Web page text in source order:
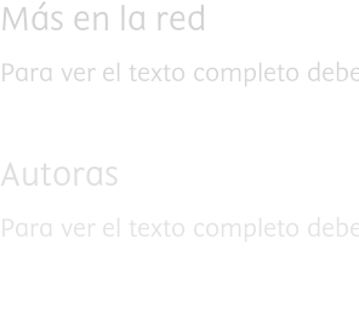
Más en la red
Para ver el texto completo
Autoras
Para ver el texto completo